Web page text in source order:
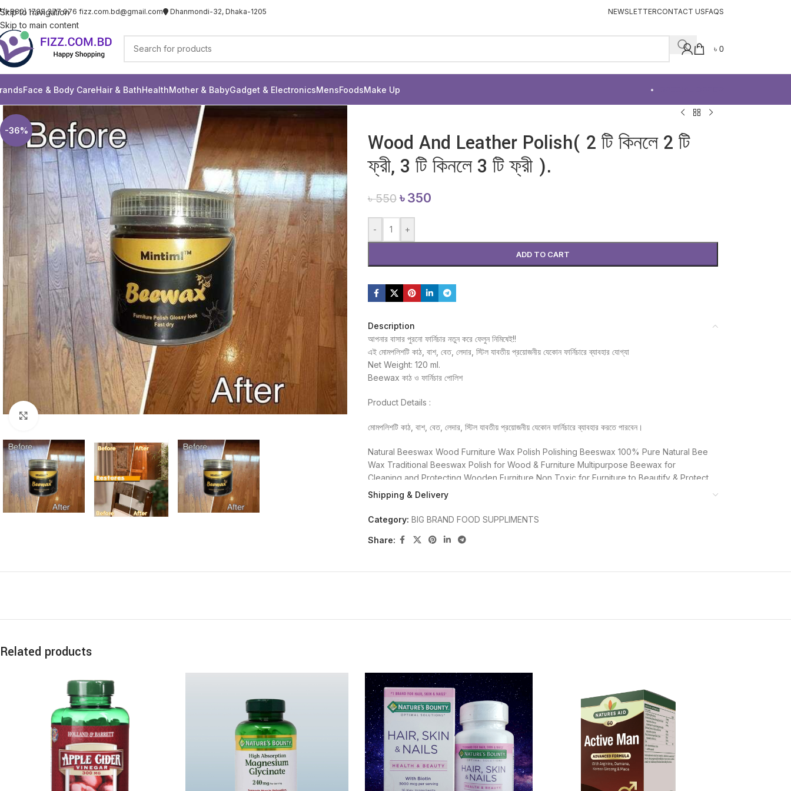
Skip to navigation
Skip to main content
(+880) 1739 377 076 fizz.com.bd@gmail.com Dhanmondi-32, Dhaka-1205 NEWSLETTERCONTACT USFAQS
৳ 0
Face & Body CareHair & BathHealthMother & BabyGadget & ElectronicsMensFoodsMake Up
-36%
Click to enlarge
Wood And Leather Polish( 2 টি কিনলে 2 টি
ফ্রী, 3 টি কিনলে 3 টি ফ্রী ).
৳550 ৳350
- +
ADD TO CART
Description
আপনার বাসার পুরনো ফার্নিচার নতুন করে ফেলুন নিমিষেই!!
এই মোমপলিশটি কাঠ, বাশ, বেত, লেদার, স্টিল যাবতীয় প্রয়োজনীয় যেকোন ফার্নিচারে ব্যাবহার যোগ্যা
Net Weight: 120 ml.
Beewax কাঠ ও ফার্নিচার পোলিশ
Product Details :
মোমপলিশটি কাঠ, বাশ, বেত, লেদার, স্টিল যাবতীয় প্রয়োজনীয় যেকোন ফার্নিচারে ব্যাবহার করতে পারবেন।
Natural Beeswax Wood Furniture Wax Polish Polishing Beeswax 100% Pure Natural Bee
Wax Traditional Beeswax Polish for Wood & Furniture Multipurpose Beewax for
Cleaning and Protecting Wooden Furniture Non Toxic for Furniture to Beautify & Protect.
Use: 1. Wash furniture and dry it. 2. Use sponge or rag to spread the product evenly on
Claims that nourishment needs to stand for about 15 hours, which is beneficial for the
Shipping & Delivery
Category: BIG BRAND FOOD SUPPLIMENTS
Share:
Related products